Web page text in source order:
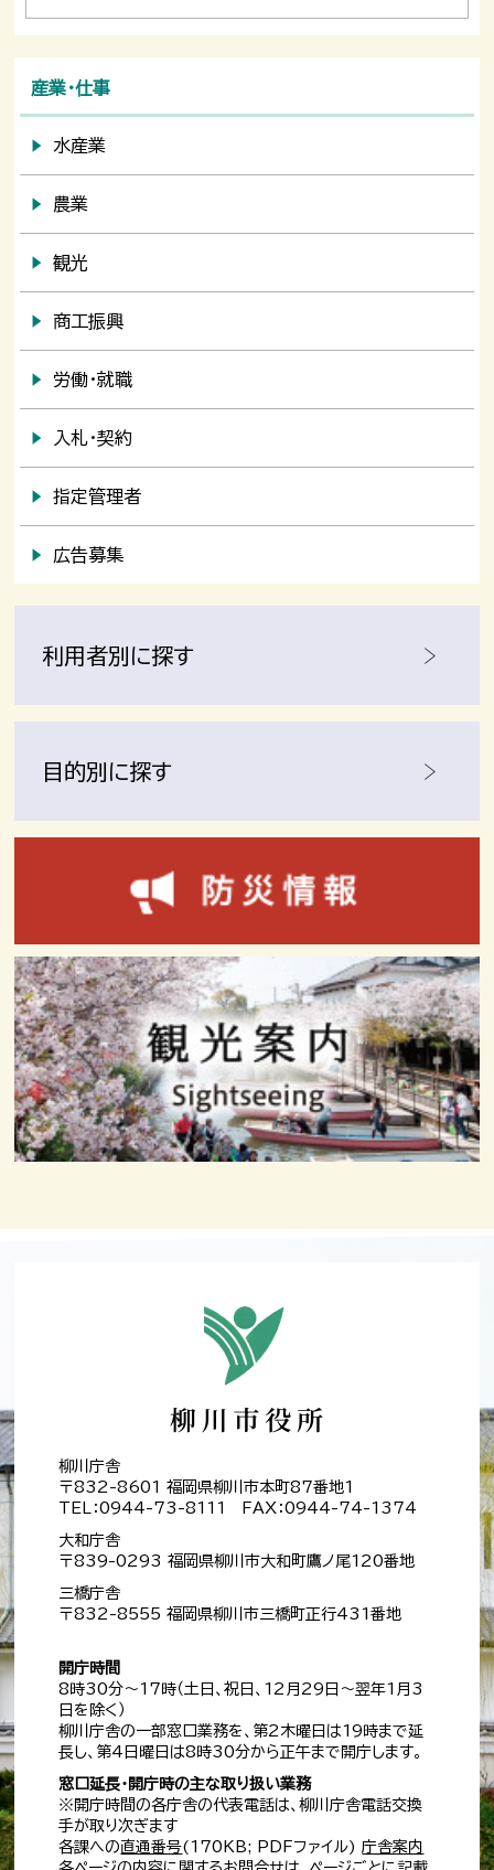
産業・仕事
水産業
農業
観光
商工振興
労働・就職
入札・契約
指定管理者
広告募集
利用者別に探す
目的別に探す
柳川庁舎
〒832-8601 福岡県柳川市本町87番地1
TEL：0944-73-8111 FAX：0944-74-1374
大和庁舎
〒839-0293 福岡県柳川市大和町鷹ノ尾120番地
三橋庁舎
〒832-8555 福岡県柳川市三橋町正行431番地
開庁時間
8時30分～17時（土日、祝日、12月29日～翌年1月3
日を除く）
柳川庁舎の一部窓口業務を、第2木曜日は19時まで延
長し、第4日曜日は8時30分から正午まで開庁します。
窓口延長・開庁時の主な取り扱い業務
※開庁時間の各庁舎の代表電話は、柳川庁舎電話交換
手が取り次ぎます
各課への直通番号(170KB; PDFファイル)庁舎案内